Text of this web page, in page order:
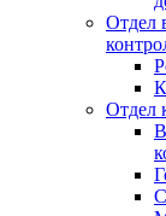
Отдел
Отдел